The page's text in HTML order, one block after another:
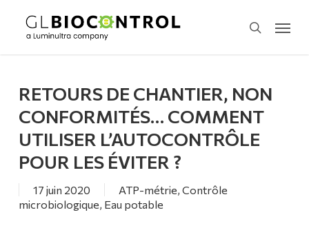
search
Menu
RETOURS DE CHANTIER, NON
CONFORMITÉS… COMMENT
UTILISER L’AUTOCONTRÔLE
POUR LES ÉVITER ?
17 juin 2020 ATP-métrie, Contrôle
microbiologique, Eau potable